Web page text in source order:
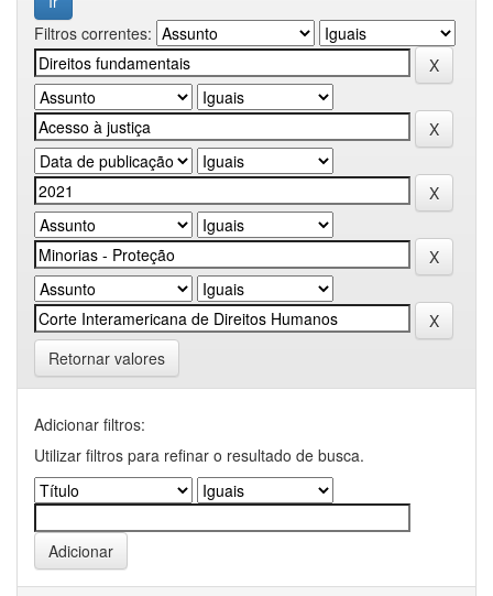
Filtros correntes:
Retornar valores
Adicionar filtros:
Utilizar filtros para refinar o resultado de busca.